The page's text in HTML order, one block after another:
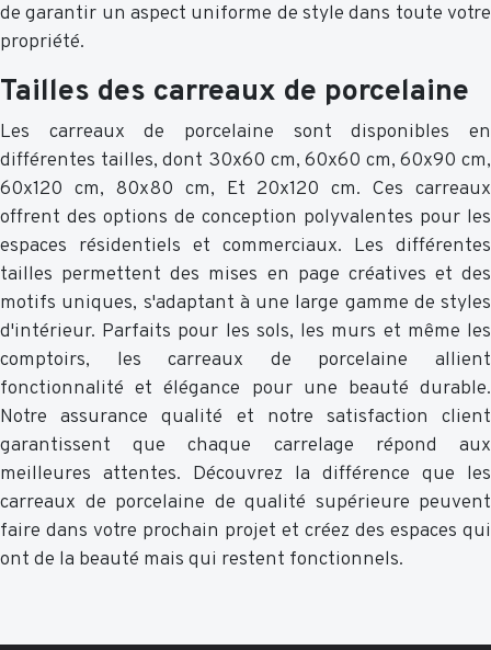
de garantir un aspect uniforme de style dans toute votre
propriété.
Tailles des carreaux de porcelaine
Les carreaux de porcelaine sont disponibles en
différentes tailles, dont 30x60 cm, 60x60 cm, 60x90 cm,
60x120 cm, 80x80 cm, Et 20x120 cm. Ces carreaux
offrent des options de conception polyvalentes pour les
espaces résidentiels et commerciaux. Les différentes
tailles permettent des mises en page créatives et des
motifs uniques, s'adaptant à une large gamme de styles
d'intérieur. Parfaits pour les sols, les murs et même les
comptoirs, les carreaux de porcelaine allient
fonctionnalité et élégance pour une beauté durable.
Notre assurance qualité et notre satisfaction client
garantissent que chaque carrelage répond aux
meilleures attentes. Découvrez la différence que les
carreaux de porcelaine de qualité supérieure peuvent
faire dans votre prochain projet et créez des espaces qui
ont de la beauté mais qui restent fonctionnels.